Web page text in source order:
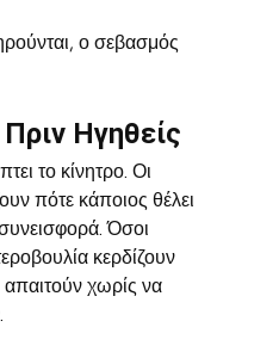
ο σεβασμός
Ηγηθείς
το κίνητρο. Οι
πότε κάποιος θέλει
Όσοι
κερδίζουν
χωρίς να